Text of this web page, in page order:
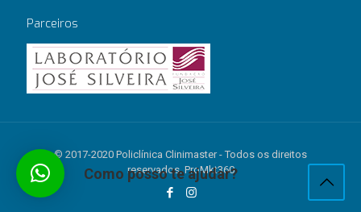
Parceiros
© 2017-2020 Policlínica Clinimaster - Todos os direitos
reservados. ProMkt360
Como posso te ajudar?